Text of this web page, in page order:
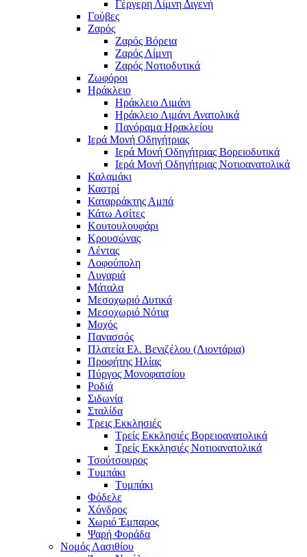
Γέργερη Λίμνη Διγενή
Γούβες
Ζαρός
Ζαρός Βόρεια
Ζαρός Λίμνη
Ζαρός Νοτιοδυτικά
Ζωφόροι
Ηράκλειο
Ηράκλειο Λιμάνι
Ηράκλειο Λιμάνι Ανατολικά
Πανόραμα Ηρακλείου
Ιερά Μονή Οδηγήτριας
Ιερά Μονή Οδηγήτριας Βορειοδυτικά
Ιερά Μονή Οδηγήτριας Νοτιοανατολικά
Καλαμάκι
Καστρί
Καταρράκτης Αμπά
Κάτω Ασίτες
Κουτουλουφάρι
Κρουσώνας
Λέντας
Λοφούπολη
Λυγαριά
Μάταλα
Μεσοχωριό Δυτικά
Μεσοχωριό Νότια
Μοχός
Πανασσός
Πλατεία Ελ. Βενιζέλου (Λιοντάρια)
Προφήτης Ηλίας
Πύργος Μονοφατσίου
Ροδιά
Σιδωνία
Σταλίδα
Τρεις Εκκλησιές
Τρείς Εκκλησιές Βορειοανατολικά
Τρείς Εκκλησιές Νοτιοανατολικά
Τσούτσουρος
Τυμπάκι
Τυμπάκι
Φόδελε
Χόνδρος
Χωριό Έμπαρος
Ψαρή Φοράδα
Νομός Λασιθίου